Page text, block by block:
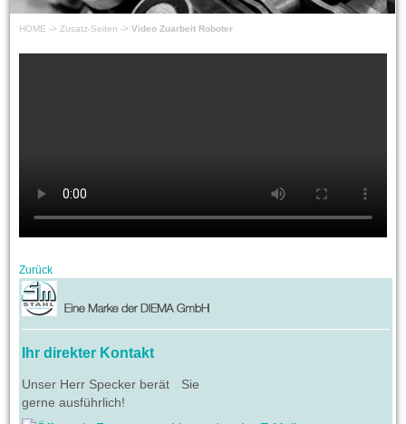
HOME -> Zusatz-Seiten ->Video Zuarbeit Roboter
Zurück
Ihr direkter Kontakt
Unser Herr Specker berät Sie
gerne ausführlich!